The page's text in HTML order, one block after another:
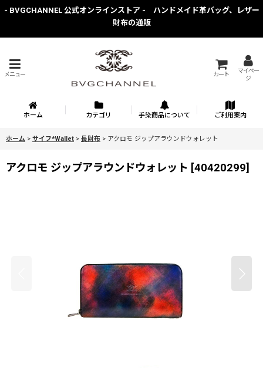
- BVGCHANNEL 公式オンラインストア - ハンドメイド革バッグ、レザー
財布の通販
メニュー カート
マイペー
ジ
ホーム カテゴリ 手染商品について ご利用案内
ホーム > サイフ*Wallet > 長財布 > アクロモ ジップアラウンドウォレット
アクロモ ジップアラウンドウォレット [40420299]